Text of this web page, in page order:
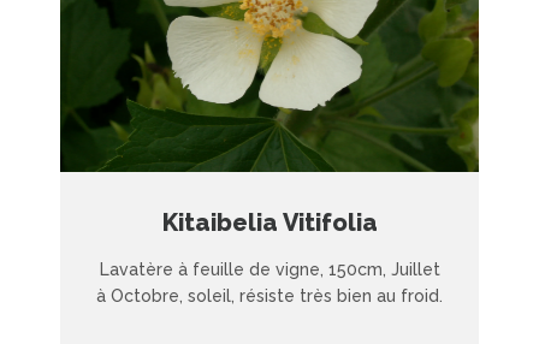
Kitaibelia Vitifolia
Lavatère à feuille de vigne, 150cm, Juillet
à Octobre, soleil, résiste très bien au froid.